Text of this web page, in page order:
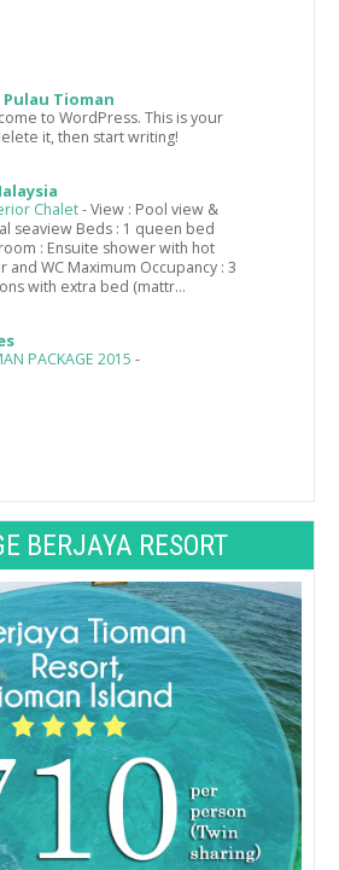
Tioman
to WordPress. This is your
it, then start writing!
Chalet-View : Pool view &
seaview Beds : 1 queen bed
: Ensuite shower with hot
and WC Maximum Occupancy : 3
with extra bed (mattr...
PACKAGE 2015 -
BERJAYA RESORT